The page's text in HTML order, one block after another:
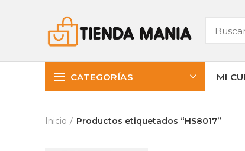
CATEGORÍAS MI
Inicio Productos etiquetados “HS8017”